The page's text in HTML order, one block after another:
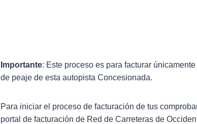
Importante: Este proceso es para facturar
de peaje de esta autopista Concesionada.
Para iniciar el proceso de facturación de tus
portal de facturación de Red de Carreteras de